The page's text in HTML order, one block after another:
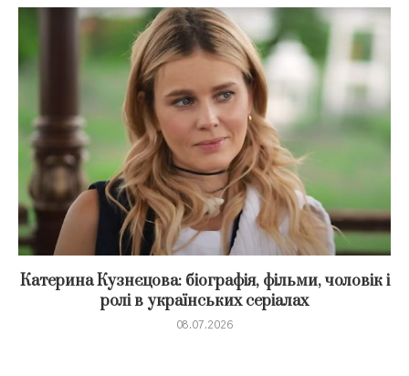
Катерина Кузнєцова: біографія, фільми, чоловік і
ролі в українських серіалах
08.07.2026